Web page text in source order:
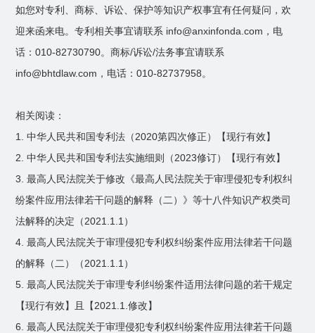
如您对专利、商标、诉讼、保护等知识产权事宜有任何疑问，欢
迎来函来电。专利相关事宜请联系 info@anxinfonda.com，电
话：010-82730790。商标/诉讼/法务事宜请联系
info@bhtdlaw.com，电话：010-82737958。
相关阅读：
1. 中华人民共和国专利法（2020第四次修正）【现行有效】
2. 中华人民共和国专利法实施细则（2023修订）【现行有效】
3. 最高人民法院关于修改《最高人民法院关于审理侵犯专利权纠
纷案件应用法律若干问题的解释（二）》等十八件知识产权类司
法解释的决定（2021.1.1）
4. 最高人民法院关于审理侵犯专利权纠纷案件应用法律若干问题
的解释（二）（2021.1.1）
5. 最高人民法院关于审理专利纠纷案件适用法律问题的若干规定
【现行有效】且【2021.1.修改】
6. 最高人民法院关于审理侵犯专利权纠纷案件应用法律若干问题